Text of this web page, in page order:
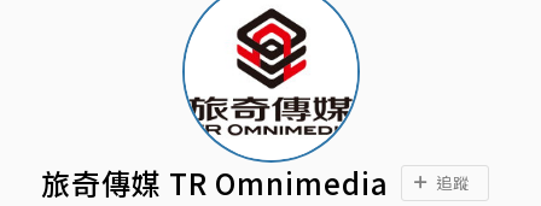
旅奇傳媒 TR Omnimedia 追蹤